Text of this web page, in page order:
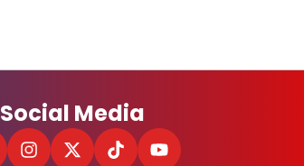
Social Media